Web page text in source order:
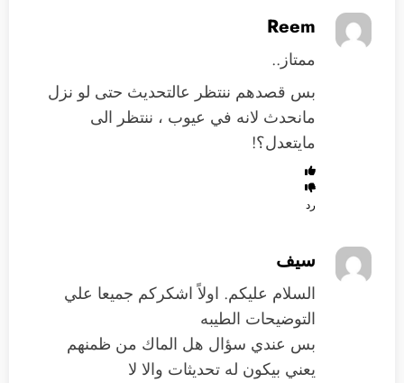
Reem
ممتاز..
بس قصدهم ننتظر عالتحديث حتى لو نزل
مانحدث لانه في عيوب ، ننتظر الى
مايتعدل؟!
رد
سيف
السلام عليكم. اولاً اشكركم جميعا علي
التوضيحات الطيبه
بس عندي سؤال هل الماك من ظمنهم
يعني بيكون له تحديثات والا لا